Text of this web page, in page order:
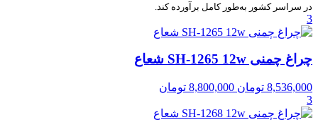
در سراسر کشور به‌طور کامل برآورده کند.
3
چراغ چمنی SH-1265 12w شعاع
8,536,000 تومان 8,800,000 تومان
3